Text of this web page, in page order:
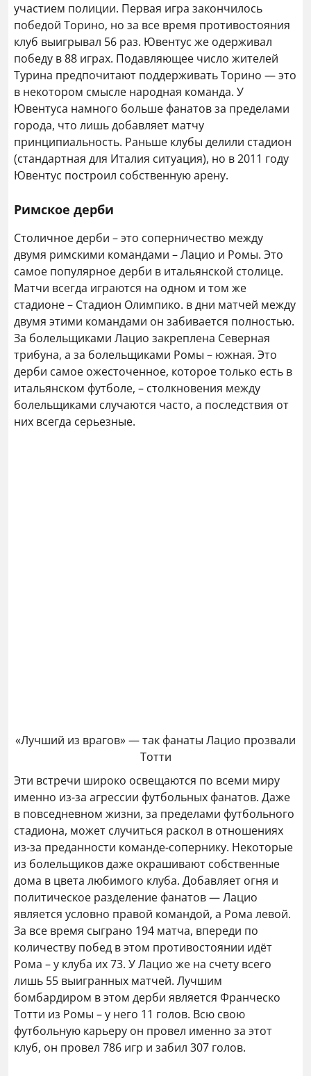
участием полиции. Первая игра закончилось
победой Торино, но за все время противостояния
клуб выигрывал 56 раз. Ювентус же одерживал
победу в 88 играх. Подавляющее число жителей
Турина предпочитают поддерживать Торино — это
в некотором смысле народная команда. У
Ювентуса намного больше фанатов за пределами
города, что лишь добавляет матчу
принципиальность. Раньше клубы делили стадион
(стандартная для Италия ситуация), но в 2011 году
Ювентус построил собственную арену.
Римское дерби
Столичное дерби – это соперничество между
двумя римскими командами – Лацио и Ромы. Это
самое популярное дерби в итальянской столице.
Матчи всегда играются на одном и том же
стадионе – Стадион Олимпико. в дни матчей между
двумя этими командами он забивается полностью.
За болельщиками Лацио закреплена Северная
трибуна, а за болельщиками Ромы – южная. Это
дерби самое ожесточенное, которое только есть в
итальянском футболе, – столкновения между
болельщиками случаются часто, а последствия от
них всегда серьезные.
«Лучший из врагов» — так фанаты Лацио прозвали
Тотти
Эти встречи широко освещаются по всеми миру
именно из-за агрессии футбольных фанатов. Даже
в повседневном жизни, за пределами футбольного
стадиона, может случиться раскол в отношениях
из-за преданности команде-сопернику. Некоторые
из болельщиков даже окрашивают собственные
дома в цвета любимого клуба. Добавляет огня и
политическое разделение фанатов — Лацио
является условно правой командой, а Рома левой.
За все время сыграно 194 матча, впереди по
количеству побед в этом противостоянии идёт
Рома – у клуба их 73. У Лацио же на счету всего
лишь 55 выигранных матчей. Лучшим
бомбардиром в этом дерби является Франческо
Тотти из Ромы – у него 11 голов. Всю свою
футбольную карьеру он провел именно за этот
клуб, он провел 786 игр и забил 307 голов.